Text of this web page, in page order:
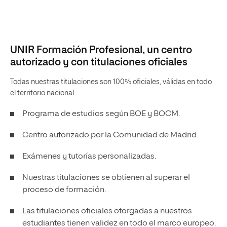
UNIR Formación Profesional, un centro
autorizado y con titulaciones oficiales
Todas nuestras titulaciones son 100% oficiales, válidas en todo
el territorio nacional.
Programa de estudios según BOE y BOCM.
Centro autorizado por la Comunidad de Madrid.
Exámenes y tutorías personalizadas.
Nuestras titulaciones se obtienen al superar el
proceso de formación.
Las titulaciones oficiales otorgadas a nuestros
estudiantes tienen validez en todo el marco europeo.